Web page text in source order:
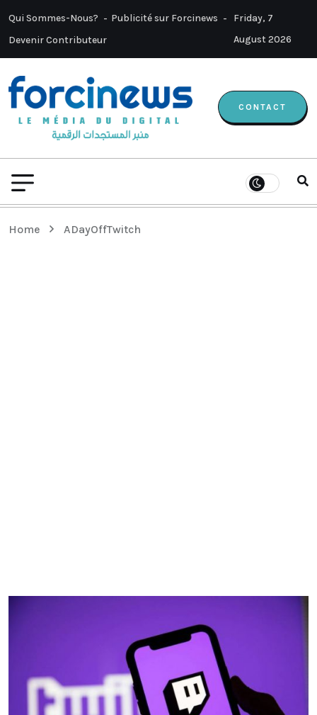
Qui Sommes-Nous?
Publicité sur Forcinews
Devenir Contributeur
Friday, 7
August 2026
CONTACT
Home ADayOffTwitch